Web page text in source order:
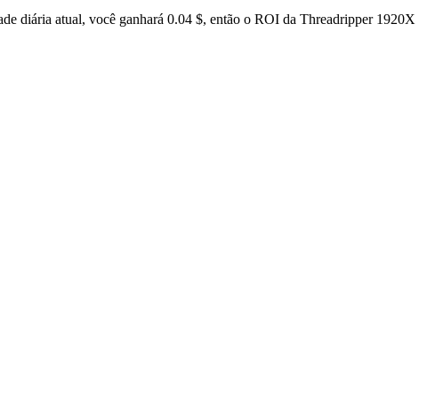
diária atual, você ganhará 0.04 $, então o ROI da Threadripper 1920X